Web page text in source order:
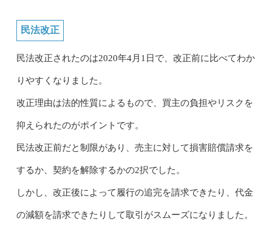
民法改正
民法改正されたのは2020年4月1日で、改正前に比べてわか
りやすくなりました。
改正理由は法的性質によるもので、買主の負担やリスクを
抑えられたのがポイントです。
民法改正前だと制限があり、売主に対して損害賠償請求を
するか、契約を解除するかの2択でした。
しかし、改正後によって履行の追完を請求できたり、代金
の減額を請求できたりして取引がスムーズになりました。